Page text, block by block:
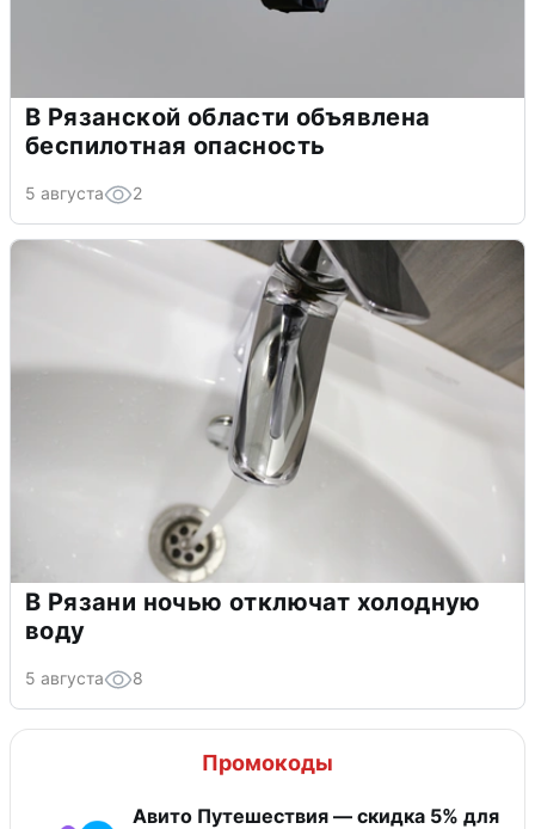
В Рязанской области объявлена
беспилотная опасность
5 августа 2
В Рязани ночью отключат холодную
воду
5 августа 8
Промокоды
Авито Путешествия — скидка 5% для